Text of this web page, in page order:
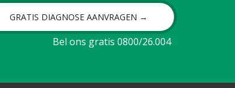
GRATIS DIAGNOSE AANVRAGEN →
Bel ons gratis 0800/26.004